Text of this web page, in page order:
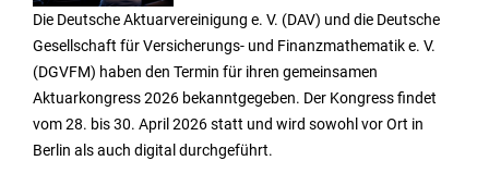
Die Deutsche Aktuarvereinigung e. V. (DAV) und die Deutsche
Gesellschaft für Versicherungs- und Finanzmathematik e. V.
(DGVFM) haben den Termin für ihren gemeinsamen
Aktuarkongress 2026 bekanntgegeben. Der Kongress findet
vom 28. bis 30. April 2026 statt und wird sowohl vor Ort in
Berlin als auch digital durchgeführt.